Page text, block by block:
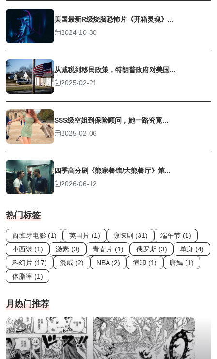
美国最新R级烧脑恐怖片《开箱灵魂》...
2024-10-30
从减税到移民政策，特朗普政府对美国...
2025-02-21
SSS级空姐到保险顾问，她一路究竟...
2025-02-06
四季高分剧《熊家餐馆/大熊餐厅》第...
2026-06-12
热门标签
西班牙电影 (1) 英国片 (1) 惊悚剧 (31)
端午节 (1)
小西装 (1)
激素 (3) 青春片 (1) 俄罗斯 (3)
单身 (4)
科幻片 (17)
漫威 (2) NBA (2) 痘印 (1)
唐嫣 (1)
体脂率 (1)
月热门推荐